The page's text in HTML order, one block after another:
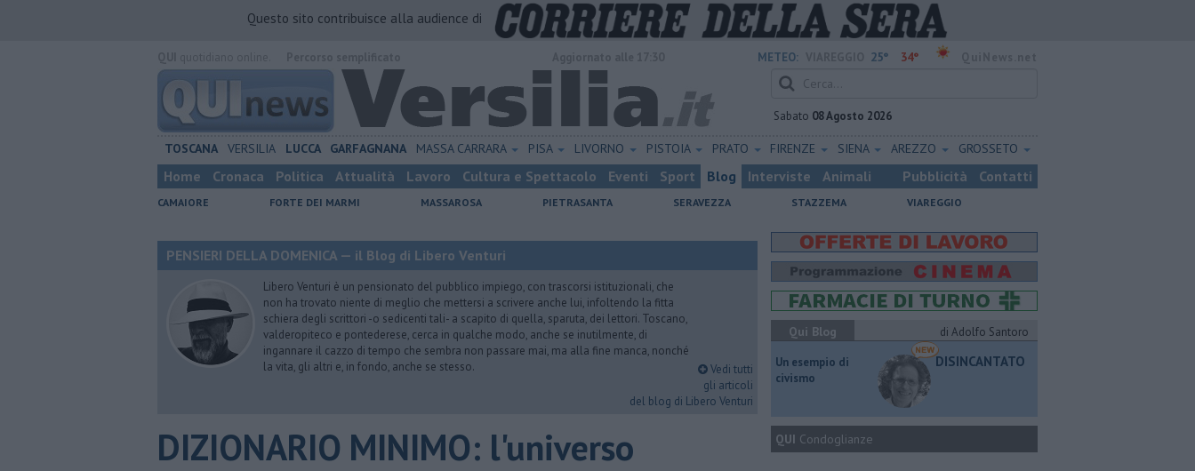
Questo sito contribuisce alla audience di
METEO: 25° 34°
Sabato 08 Agosto 2026
TOSCANA VERSILIA LUCCA GARFAGNANA MASSA CARRARA PISA LIVORNO PISTOIA PRATO FIRENZE SIENA AREZZO GROSSETO
Home Cronaca Politica Attualità Lavoro Cultura e Spettacolo Eventi Sport Blog Interviste Animali Pubblicità Contatti
CAMAIORE FORTE DEI MARMI MASSAROSA PIETRASANTA SERAVEZZA STAZZEMA VIAREGGIO
PENSIERI DELLA DOMENICA — il Blog di Libero Venturi
Libero Venturi è un pensionato del pubblico impiego, con trascorsi istituzionali, che
non ha trovato niente di meglio che mettersi a scrivere anche lui, infoltendo la fitta
schiera degli scrittori -o sedicenti tali- a scapito di quella, sparuta, dei lettori. Toscano,
valderopiteco e pontederese, cerca in qualche modo, anche se inutilmente, di
ingannare il cazzo di tempo che sembra non passare mai, ma alla fine manca, nonché
la vita, gli altri e, in fondo, anche se stesso.
Vedi tutti
gli articoli
del blog di Libero Venturi
DIZIONARIO MINIMO: l'universo
Qui Blog
di Adolfo Santoro
​Un esempio di
civismo
DISINCANTATO
QUI Condoglianze